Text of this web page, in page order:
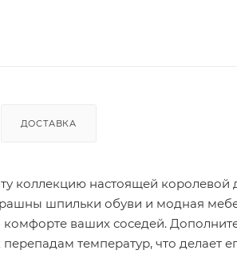
ДОСТАВКА
коллекцию настоящей королевой
шпильки обуви и модная
ваших соседей.
температур, что делает